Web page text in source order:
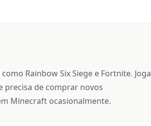
Rainbow Six Siege e Fortnite. Joga
precisa de comprar novos
Minecraft ocasionalmente.